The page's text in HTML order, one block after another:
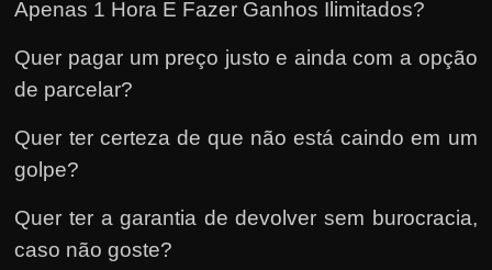
Apenas 1 Hora E Fazer Ganhos Ilimitados?
Quer pagar um preço justo e ainda com a opção
de parcelar?
Quer ter certeza de que não está caindo em um
golpe?
Quer ter a garantia de devolver sem burocracia,
caso não goste?